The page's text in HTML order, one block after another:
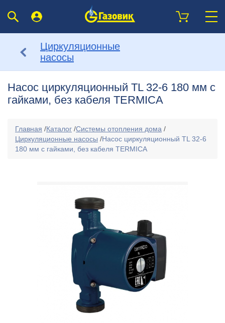
Циркуляционные
насосы
Насос циркуляционный TL 32-6 180 мм с
гайками, без кабеля TERMIСA
Главная /Каталог /Системы отопления дома /
Циркуляционные насосы /Насос циркуляционный TL 32-6
180 мм с гайками, без кабеля TERMIСA